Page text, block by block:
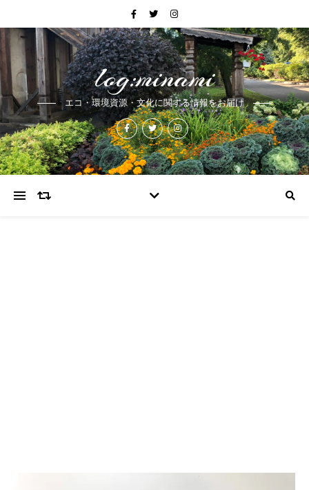
log:minami
エコ・環境資源・文化に関する情報をお届け